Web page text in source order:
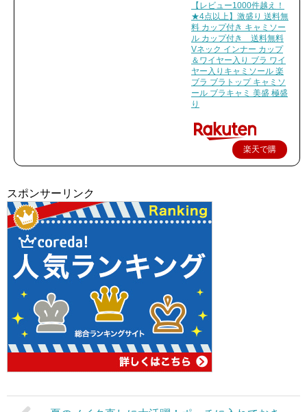
【レビュー1000件越え！
★4点以上】激盛り 送料無
料 カップ付き キャミソー
ル カップ付き 送料無料
Vネック インナー カップ
＆ワイヤー入り ブラ ワイ
ヤー入りキャミソール 楽
ブラ ブラトップ キャミソ
ール ブラキャミ 美盛 極盛
り
楽天で購
入
スポンサーリンク